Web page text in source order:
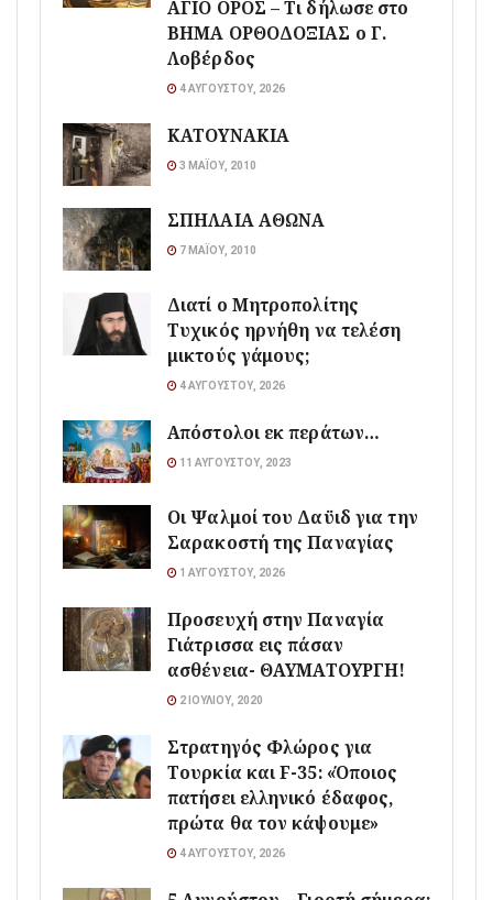
ΑΓΙΟ ΟΡΟΣ – Τι δήλωσε στο
ΒΗΜΑ ΟΡΘΟΔΟΞΙΑΣ ο Γ.
Λοβέρδος
4 ΑΥΓΟΎΣΤΟΥ, 2026
ΚΑΤΟΥΝΑΚΙΑ
3 ΜΑΪ́ΟΥ, 2010
ΣΠΗΛΑΙΑ ΑΘΩΝΑ
7 ΜΑΪ́ΟΥ, 2010
Διατί ο Μητροπολίτης
Τυχικός ηρνήθη να τελέση
μικτούς γάμους;
4 ΑΥΓΟΎΣΤΟΥ, 2026
Απόστολοι εκ περάτων…
11 ΑΥΓΟΎΣΤΟΥ, 2023
Οι Ψαλμοί του Δαϋιδ για την
Σαρακοστή της Παναγίας
1 ΑΥΓΟΎΣΤΟΥ, 2026
Προσευχή στην Παναγία
Γιάτρισσα εις πάσαν
ασθένεια- ΘΑΥΜΑΤΟΥΡΓΗ!
2 ΙΟΥΛΊΟΥ, 2020
Στρατηγός Φλώρος για
Τουρκία και F-35: «Όποιος
πατήσει ελληνικό έδαφος,
πρώτα θα τον κάψουμε»
4 ΑΥΓΟΎΣΤΟΥ, 2026